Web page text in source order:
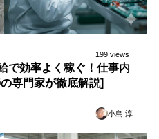
199 views
で効率よく稼ぐ！仕事内
専門家が徹底解説]
小島 淳